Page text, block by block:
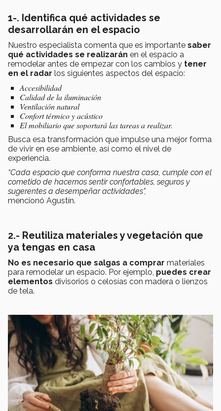
1-. Identifica qué actividades se
desarrollarán en el espacio
Nuestro especialista comenta que es importante saber
qué actividades se realizarán en el espacio a
remodelar antes de empezar con los cambios y tener
en el radar los siguientes aspectos del espacio:
Accesibilidad
Calidad de la iluminación
Ventilación natural
Confort térmico y acústico
El mobiliario que soportará las tareas a realizar.
Busca esa transformación que impulse una mejor forma
de vivir en ese ambiente, así como el nivel de
experiencia.
“Cada espacio que conforma nuestra casa, cumple con el
cometido de hacernos sentir confortables, seguros y
sugerentes a desempeñar actividades”,
mencionó Agustín.
2.- Reutiliza materiales y vegetación que
ya tengas en casa
No es necesario que salgas a comprar materiales
para remodelar un espacio. Por ejemplo, puedes crear
elementos divisorios o celosías con madera o lienzos
de tela.